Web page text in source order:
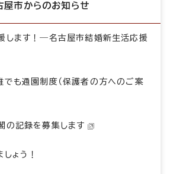
屋市からのお知らせ
します！―名古屋市結婚新生活応援
でも通園制度（保護者の方へのご案
の記録を募集します
ょう！